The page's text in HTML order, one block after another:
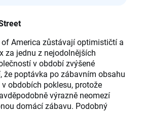
America zůstávají optimističtí a
za jednu z nejodolnějších
v období zvýšené
že poptávka po zábavním obsahu
obdobích poklesu, protože
výrazně neomezí
domácí zábavu. Podobný